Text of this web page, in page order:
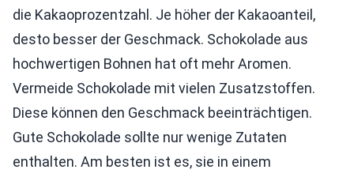
die Kakaoprozentzahl. Je höher der Kakaoanteil,
desto besser der Geschmack. Schokolade aus
hochwertigen Bohnen hat oft mehr Aromen.
Vermeide Schokolade mit vielen Zusatzstoffen.
Diese können den Geschmack beeinträchtigen.
Gute Schokolade sollte nur wenige Zutaten
enthalten. Am besten ist es, sie in einem